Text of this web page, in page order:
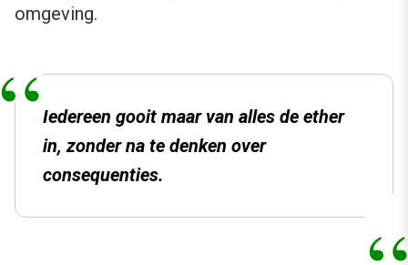
omgeving.
Iedereen gooit maar van alles de ether
in, zonder na te denken over
consequenties.